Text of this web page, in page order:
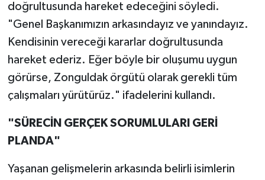
doğrultusunda hareket edeceğini söyledi.
"Genel Başkanımızın arkasındayız ve yanındayız.
Kendisinin vereceği kararlar doğrultusunda
hareket ederiz. Eğer böyle bir oluşumu uygun
görürse, Zonguldak örgütü olarak gerekli tüm
çalışmaları yürütürüz." ifadelerini kullandı.
"SÜRECİN GERÇEK SORUMLULARI GERİ
PLANDA"
Yaşanan gelişmelerin arkasında belirli isimlerin